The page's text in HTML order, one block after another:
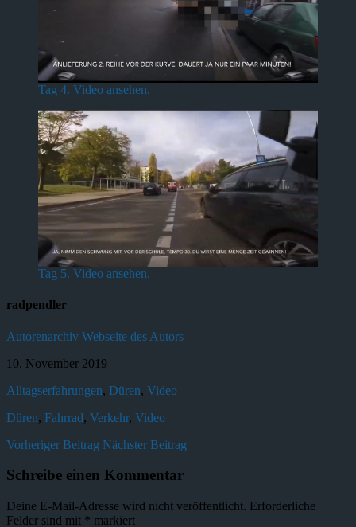
Tag 4. Video ansehen.
Tag 5. Video ansehen.
radpendler
Autorenarchiv Webseite des Autors
10. November 2019
Alltagserfahrungen, Düren, Video
Düren, Fahrrad, Verkehr, Video
Vorheriger Beitrag Nächster Beitrag
Schreibe einen Kommentar
Deine E-Mail-Adresse wird nicht veröffentlicht. Erforderliche
Felder sind mit * markiert